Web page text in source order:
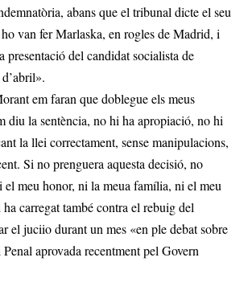
abans que el tribunal dicte el seu
van fer Marlaska, en rogles de Madrid, i
presentació del candidat socialista de
em faran que doblegue els meus
diu la sentència, no hi ha apropiació, no hi
la llei correctament, sense manipulacions,
Si no prenguera aquesta decisió, no
el meu honor, ni la meua família, ni el meu
carregat també contra el rebuig del
el juciio durant un mes «en ple debat sobre
aprovada recentment pel Govern